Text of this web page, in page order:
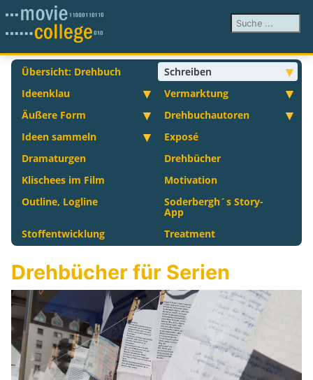
Suchen ...
Übersicht: Drehbuch
Schreiben
Ideenklau
Vermarktung
Äußere Form
Drehbuchautoren
Ideen sammeln
Exposé
Dramaturgen
Drehbücher
Klischees im Film
Motivation
Outline, Logline
Soderbergh´s Story-
App
Stoffentwicklung
Treatment
Drehbücher für Serien